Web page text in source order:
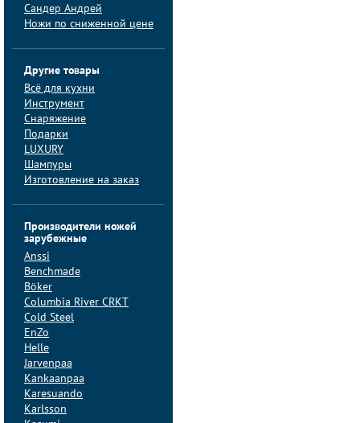
Сандер Андрей
Ножи по сниженной цене
Другие товары
Всё для кухни
Инструмент
Снаряжение
Подарки
LUXURY
Шампуры
Изготовление на заказ
Производители ножей
зарубежные
Anssi
Benchmade
Böker
Columbia River CRKT
Cold Steel
EnZo
Helle
Jarvenpaa
Kankaanpaa
Karesuando
Karlsson